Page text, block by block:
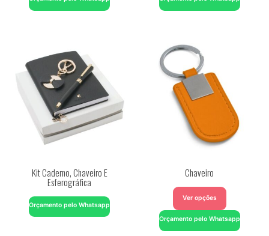
Kit Caderno, Chaveiro E
Esferográfica
Orçamento pelo Whatsapp
Chaveiro
Ver opções
Orçamento pelo Whatsapp